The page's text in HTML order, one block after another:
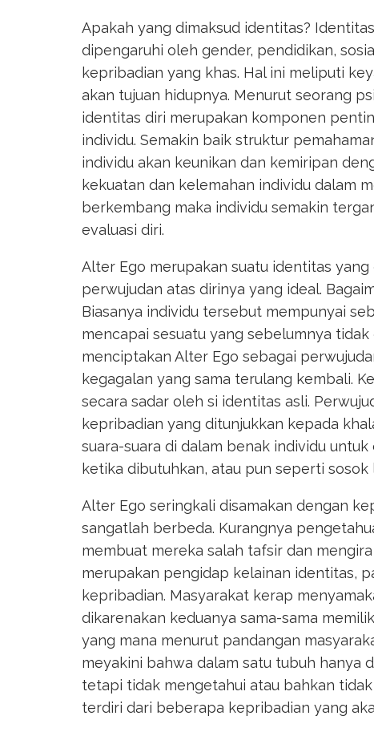
Apakah yang dimaksud identitas?
dipengaruhi oleh gender, pendidikan,
kepribadian yang khas. Hal ini meliputi
akan tujuan hidupnya. Menurut seorang
identitas diri merupakan komponen
individu. Semakin baik struktur
individu akan keunikan dan kemiripan
kekuatan dan kelemahan individu dalam
berkembang maka individu semakin
evaluasi diri.
Alter Ego merupakan suatu identitas
perwujudan atas dirinya yang ideal.
Biasanya individu tersebut mempunyai
mencapai sesuatu yang sebelumnya
menciptakan Alter Ego sebagai
kegagalan yang sama terulang kembali.
secara sadar oleh si identitas asli.
kepribadian yang ditunjukkan kepada
suara-suara di dalam benak individu
ketika dibutuhkan, atau pun seperti
Alter Ego seringkali disamakan dengan
sangatlah berbeda. Kurangnya
membuat mereka salah tafsir dan
merupakan pengidap kelainan identitas,
kepribadian. Masyarakat kerap
dikarenakan keduanya sama-sama
yang mana menurut pandangan
meyakini bahwa dalam satu tubuh hanya
tetapi tidak mengetahui atau bahkan
terdiri dari beberapa kepribadian yang